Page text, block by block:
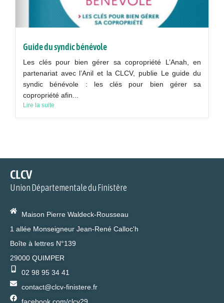
Guide du syndic bénévole
Les clés pour bien gérer sa copropriété L’Anah, en
partenariat avec l’Anil et la CLCV, publie Le guide du
syndic bénévole : les clés pour bien gérer sa
copropriété afin...
Lire la suite
CLCV
Union Départementale du Finistère
Maison Pierre Waldeck-Rousseau
1 allée Monseigneur Jean-René Calloc'h
Boîte à lettres N°139
29000 QUIMPER
02 98 95 34 41
contact@clcv-finistere.fr